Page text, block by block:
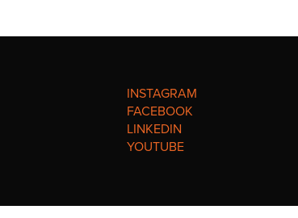
INSTAGRAM
FACEBOOK
LINKEDIN
YOUTUBE